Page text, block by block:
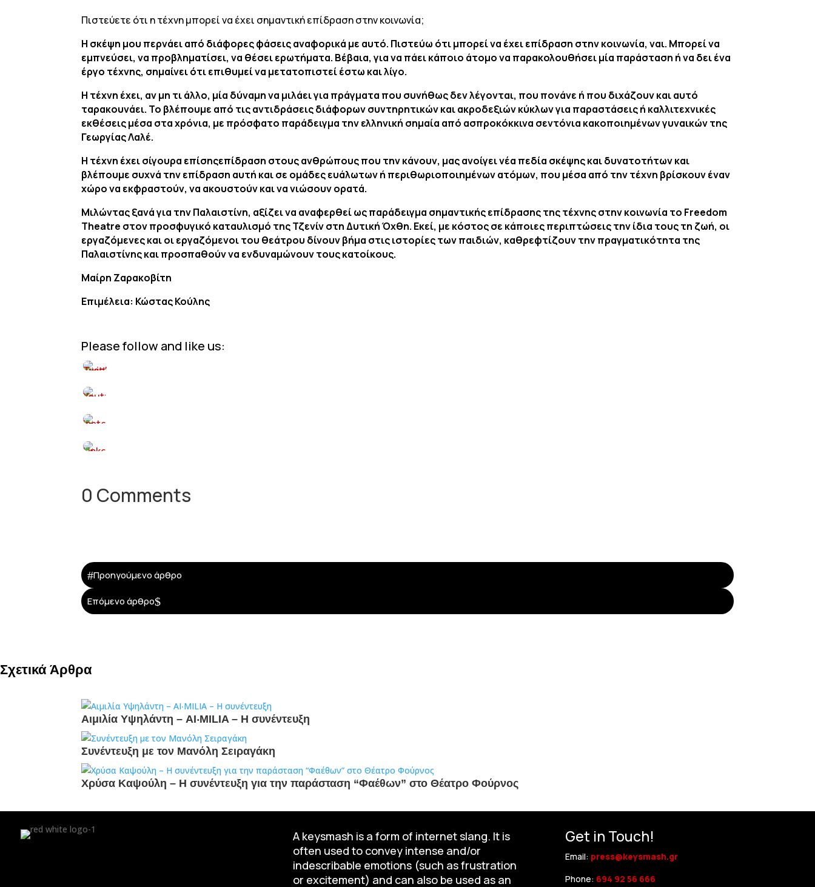
Πιστεύετε ότι η τέχνη μπορεί να έχει σημαντική επίδραση στην κοινωνία;
Η σκέψη μου περνάει από διάφορες φάσεις αναφορικά με αυτό. Πιστεύω ότι μπορεί να έχει επίδραση στην κοινωνία, ναι. Μπορεί να
εμπνεύσει, να προβληματίσει, να θέσει ερωτήματα. Βέβαια, για να πάει κάποιο άτομο να παρακολουθήσει μία παράσταση ή να δει ένα
έργο τέχνης, σημαίνει ότι επιθυμεί να μετατοπιστεί έστω και λίγο.
Η τέχνη έχει, αν μη τι άλλο, μία δύναμη να μιλάει για πράγματα που συνήθως δεν λέγονται, που πονάνε ή που διχάζουν και αυτό
ταρακουνάει. Το βλέπουμε από τις αντιδράσεις διάφορων συντηρητικών και ακροδεξιών κύκλων για παραστάσεις ή καλλιτεχνικές
εκθέσεις μέσα στα χρόνια, με πρόσφατο παράδειγμα την ελληνική σημαία από ασπροκόκκινα σεντόνια κακοποιημένων γυναικών της
Γεωργίας Λαλέ.
Η τέχνη έχει σίγουρα επίσηςεπίδραση στους ανθρώπους που την κάνουν, μας ανοίγει νέα πεδία σκέψης και δυνατοτήτων και
βλέπουμε συχνά την επίδραση αυτή και σε ομάδες ευάλωτων ή περιθωριοποιημένων ατόμων, που μέσα από την τέχνη βρίσκουν έναν
χώρο να εκφραστούν, να ακουστούν και να νιώσουν ορατά.
Μιλώντας ξανά για την Παλαιστίνη, αξίζει να αναφερθεί ως παράδειγμα σημαντικής επίδρασης της τέχνης στην κοινωνία το Freedom
Theatre στον προσφυγικό καταυλισμό της Τζενίν στη Δυτική Όχθη. Εκεί, με κόστος σε κάποιες περιπτώσεις την ίδια τους τη ζωή, οι
εργαζόμενες και οι εργαζόμενοι του θεάτρου δίνουν βήμα στις ιστορίες των παιδιών, καθρεφτίζουν την πραγματικότητα της
Παλαιστίνης και προσπαθούν να ενδυναμώνουν τους κατοίκους.
Μαίρη Ζαρακοβίτη
Επιμέλεια: Κώστας Κούλης
Please follow and like us:
0 Comments
#Προηγούμενο άρθρο
Επόμενο άρθρο$
Σχετικά Άρθρα
Αιμιλία Υψηλάντη – AI‧MILIA – Η συνέντευξη
Συνέντευξη με τον Μανόλη Σειραγάκη
Χρύσα Καψούλη – Η συνέντευξη για την παράσταση “Φαέθων” στο Θέατρο Φούρνος
A keysmash is a form of internet slang. It is
often used to convey intense and/or
indescribable emotions (such as frustration
or excitement) and can also be used as an
Get in Touch!
Email: press@keysmash.gr
Phone: 694 92 56 666